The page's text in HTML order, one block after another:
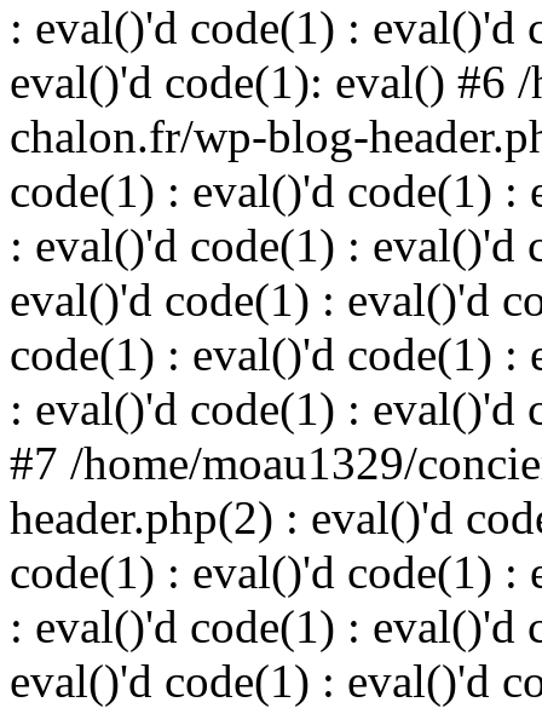
: eval()'d code(1) : eval()'d
eval()'d code(1): eval() #6
chalon.fr/wp-blog-
code(1) : eval()'d code(1) :
: eval()'d code(1) : eval()'d
eval()'d code(1) : eval()'d
code(1) : eval()'d code(1) :
: eval()'d code(1) : eval()'d
#7 /home/moau1329/
header.php(2) : eval()'d
code(1) : eval()'d code(1) :
: eval()'d code(1) : eval()'d
eval()'d code(1) : eval()'d